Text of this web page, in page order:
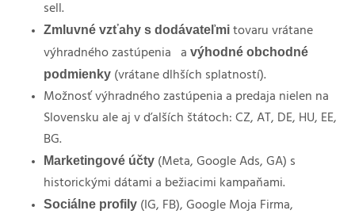
sell.
Zmluvné vzťahy s dodávateľmi tovaru vrátane
výhradného zastúpenia
a výhodné obchodné
podmienky (vrátane dlhších splatností).
Možnosť výhradného zastúpenia a predaja nielen na
Slovensku ale aj v ďalších štátoch: CZ, AT, DE, HU, EE,
BG.
Marketingové účty (Meta, Google Ads, GA) s
historickými dátami a bežiacimi kampaňami.
Sociálne profily (IG, FB), Google Moja Firma,